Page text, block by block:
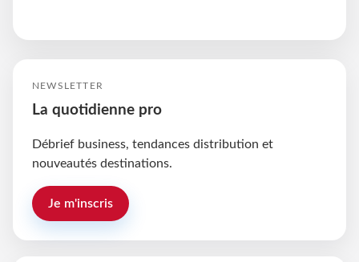
NEWSLETTER
La quotidienne pro
Débrief business, tendances distribution et
nouveautés destinations.
Je m'inscris